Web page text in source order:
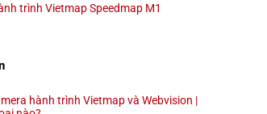
trình Vietmap Speedmap M1
hành trình Vietmap và Webvision |